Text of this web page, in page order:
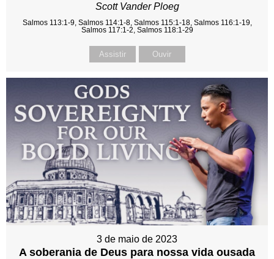
Scott Vander Ploeg
Salmos 113:1-9, Salmos 114:1-8, Salmos 115:1-18, Salmos 116:1-19,
Salmos 117:1-2, Salmos 118:1-29
Assistir Ouvir
3 de maio de 2023
A soberania de Deus para nossa vida ousada